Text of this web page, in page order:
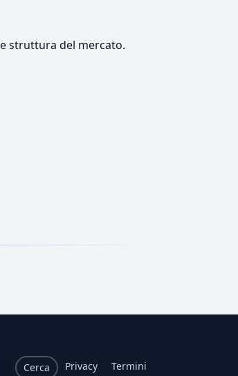
struttura del mercato.
Cerca Privacy Termini